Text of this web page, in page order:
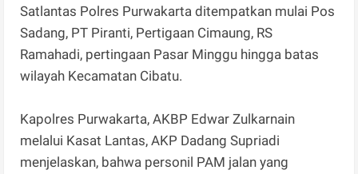
Satlantas Polres Purwakarta ditempatkan mulai Pos
Sadang, PT Piranti, Pertigaan Cimaung, RS
Ramahadi, pertingaan Pasar Minggu hingga batas
wilayah Kecamatan Cibatu.
Kapolres Purwakarta, AKBP Edwar Zulkarnain
melalui Kasat Lantas, AKP Dadang Supriadi
menjelaskan, bahwa personil PAM jalan yang